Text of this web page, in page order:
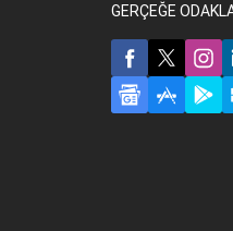
GERÇEĞE